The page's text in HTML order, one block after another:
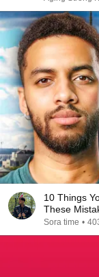
10 Things
These
Sora time •